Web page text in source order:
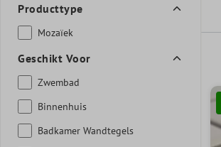
Producttype
Mozaïek
Geschikt Voor
Zwembad
Binnenhuis
Badkamer Wandtegels